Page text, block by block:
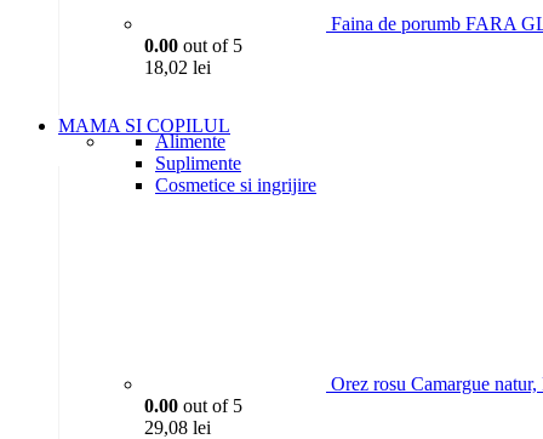
Faina de porumb FARA
0.00 out of 5
18,02 lei
MAMA SI COPILUL
Alimente
Suplimente
Cosmetice si ingrijire
Orez rosu Camargue
0.00 out of 5
29,08 lei